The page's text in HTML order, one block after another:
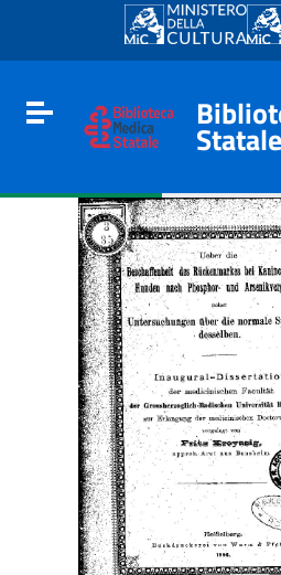
Go to content
Go to the navigation menu
Go to the footer
Toggle navigation
Statale